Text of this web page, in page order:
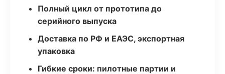
Полный цикл от прототипа до
серийного выпуска
Доставка по РФ и ЕАЭС, экспортная
упаковка
Гибкие сроки: пилотные партии и